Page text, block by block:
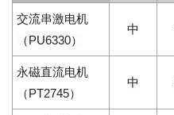
交流串激电机
（PU6330）
中
永磁直流电机
（PT2745）
中